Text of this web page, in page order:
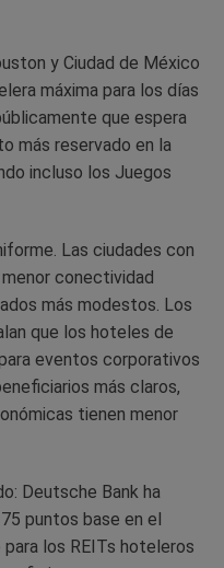
y Ciudad de México
máxima para los días
que espera
más reservado en la
incluso los Juegos
Las ciudades con
conectividad
más modestos. Los
que los hoteles de
eventos corporativos
más claros,
tienen menor
Deutsche Bank ha
puntos base en el
los REITs hoteleros